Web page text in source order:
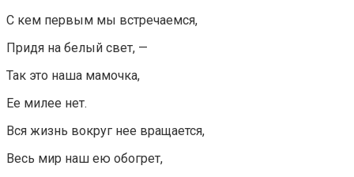
С кем первым мы встречаемся,
Придя на белый свет, —
Так это наша мамочка,
Ее милее нет.
Вся жизнь вокруг нее вращается,
Весь мир наш ею обогрет,